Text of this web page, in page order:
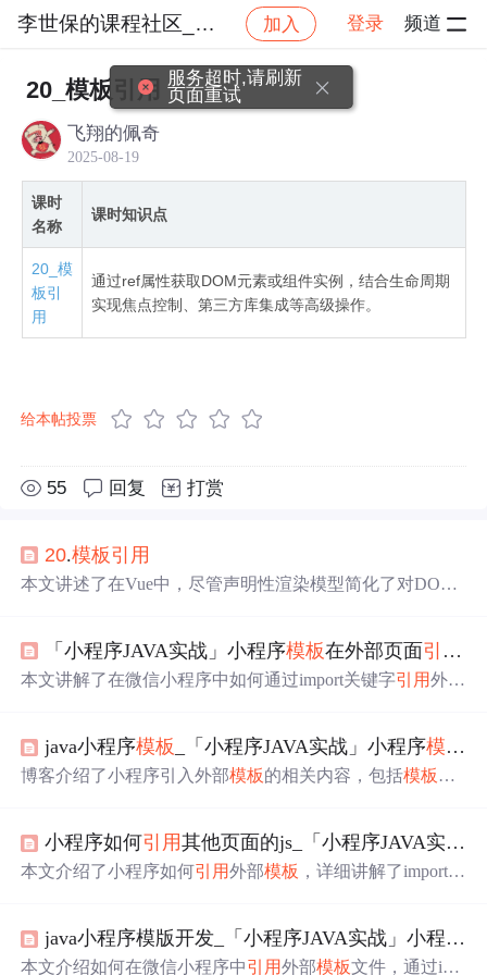
李世保的课程社区_NO_1 加入 登录 频道
社区 李世保的课程社区_NO_1 【Vue3 2025最
20_模板引用
飞翔的佩奇
2025-08-19
课时
名称
课时知识点
20_模
板引
用
通过ref属性获取DOM元素或组件实例，结合生命周期
实现焦点控制、第三方库集成等高级操作。
给本帖投票
55 回复 打赏
20.模板引用
本文讲述了在Vue中，尽管声明性渲染模型简化了对DOM
ref元素的方法.
「小程序JAVA实战」小程序模板在外部页面引用
本文讲解了在微信小程序中如何通过import关键字引用外部
java小程序模板 _「小程序JAVA实战」小程序模板
博客介绍了小程序引入外部模板的相关内容，包括模板 创
示了调用外部模板 ，给出了相关代码示例。
小程序如何引用其他页面的js_「小程序JAVA实战」小程序
本文介绍了小程序如何引用外部模板 ，详细讲解了import关
例展示如何调用import导入的外部模板。对于想要深入了解
小程序模板引用的开发者具有参考价值。
java小程序模版开发_「小程序JAVA实战」小程序
本文介绍如何在微信小程序中 引用外部模板文件，通过imp
服务超时,请刷新
页面重试